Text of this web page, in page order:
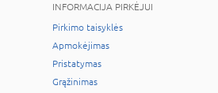
INFORMACIJA PIRKĖJUI
Pirkimo taisyklės
Apmokėjimas
Pristatymas
Grąžinimas